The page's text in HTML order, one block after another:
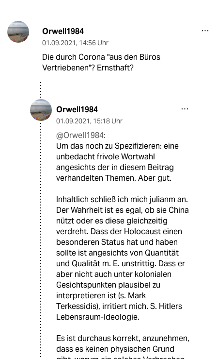
Orwell1984
01.09.2021, 14:56 Uhr
Die durch Corona "aus den Büros
Vertriebenen"? Ernsthaft?
Orwell1984
01.09.2021, 15:18 Uhr
@Orwell1984:
Um das noch zu Spezifizieren: eine
unbedacht frivole Wortwahl
angesichts der in diesem Beitrag
verhandelten Themen. Aber gut.
Inhaltlich schließ ich mich julianm an.
Der Wahrheit ist es egal, ob sie China
nützt oder es diese gleichzeitig
verdreht. Dass der Holocaust einen
besonderen Status hat und haben
sollte ist angesichts von Quantität
und Qualität m. E. unstrittig. Dass er
aber nicht auch unter kolonialen
Gesichtspunkten plausibel zu
interpretieren ist (s. Mark
Terkessidis), irritiert mich. S. Hitlers
Lebensraum-Ideologie.
Es ist durchaus korrekt, anzunehmen,
dass es keinen physischen Grund